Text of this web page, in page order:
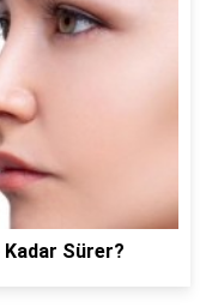
Sürer?